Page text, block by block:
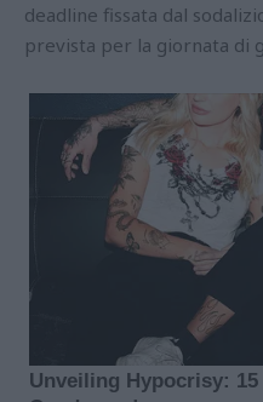
deadline fissata dal
prevista per la giornata di